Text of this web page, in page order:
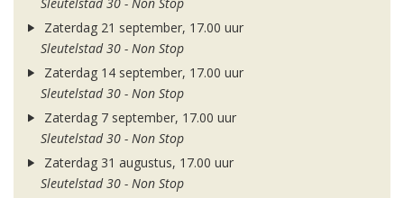
Sleutelstad 30 - Non Stop
Zaterdag 21 september, 17.00 uur
Sleutelstad 30 - Non Stop
Zaterdag 14 september, 17.00 uur
Sleutelstad 30 - Non Stop
Zaterdag 7 september, 17.00 uur
Sleutelstad 30 - Non Stop
Zaterdag 31 augustus, 17.00 uur
Sleutelstad 30 - Non Stop